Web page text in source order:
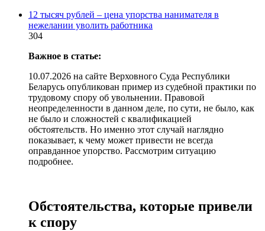
12 тысяч рублей – цена упорства нанимателя в
нежелании уволить работника
304
Важное в статье:
10.07.2026 на сайте Верховного Суда Республики
Беларусь опубликован пример из судебной практики по
трудовому спору об увольнении. Правовой
неопределенности в данном деле, по сути, не было, как
не было и сложностей с квалификацией
обстоятельств. Но именно этот случай наглядно
показывает, к чему может привести не всегда
оправданное упорство. Рассмотрим ситуацию
подробнее.
Обстоятельства, которые привели
к спору